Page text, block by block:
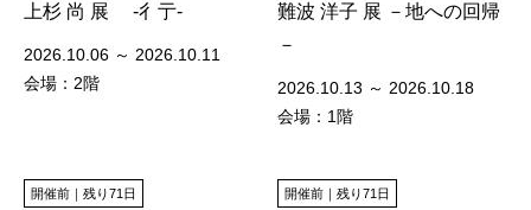
上杉 尚 展 ‐彳亍‐
2026.10.06 ～ 2026.10.11
会場：2階
難波 洋子 展 －地への回帰
－
2026.10.13 ～ 2026.10.18
会場：1階
開催前｜残り71日 開催前｜残り71日